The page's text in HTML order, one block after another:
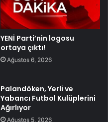
YENİ Parti’nin logosu
ortaya çıktı!
Ağustos 6, 2026
Palandöken, Yerli ve
Yabancı Futbol Kulüplerini
Ağırlıyor
Ağustos 5, 2026